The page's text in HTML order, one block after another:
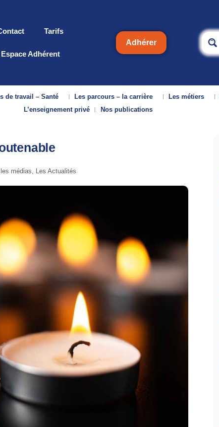
Tarifs
Espace Adhérent
Adhérer
de travail – Santé Les parcours – la carrière Les métiers
L’enseignement privé
Nos publications
médias, Les Actualités